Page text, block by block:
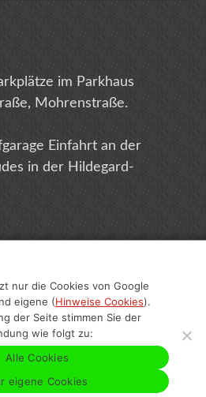
im Parkhaus
Mohrenstraße.
Einfahrt an der
in der Hildegard-
Datenschutz Terminabsage
Geschlechtsneutrale Texte
DEUTSCHLAND GMBH
nur die Cookies von Google
eigene (Hinweise Cookies).
der Seite stimmen Sie der
wie folgt zu:
Alle Cookies
eigene Cookies